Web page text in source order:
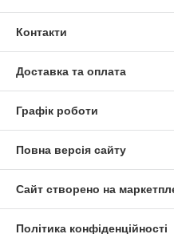
Контакти
Доставка та оплата
Графік роботи
Повна версія сайту
Сайт створено на
Політика конфіденційності